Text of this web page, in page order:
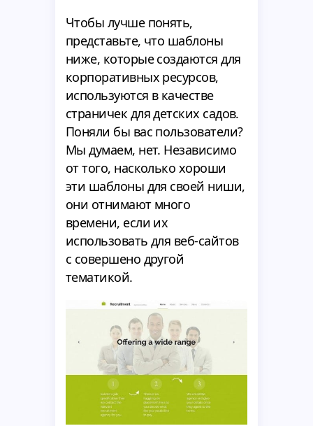
Чтобы лучше понять,
представьте, что шаблоны
ниже, которые создаются для
корпоративных ресурсов,
используются в качестве
страничек для детских садов.
Поняли бы вас пользователи?
Мы думаем, нет. Независимо
от того, насколько хороши
эти шаблоны для своей ниши,
они отнимают много
времени, если их
использовать для веб-сайтов
с совершено другой
тематикой.